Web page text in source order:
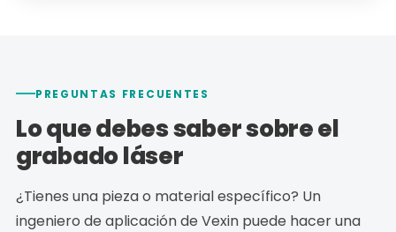
PREGUNTAS FRECUENTES
Lo que debes saber sobre el
grabado láser
¿Tienes una pieza o material específico? Un
ingeniero de aplicación de Vexin puede hacer una